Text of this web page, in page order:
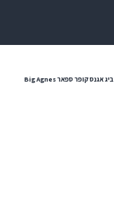
/ אוהל טרקים ביג אגנס קופר ספאר Big Agnes